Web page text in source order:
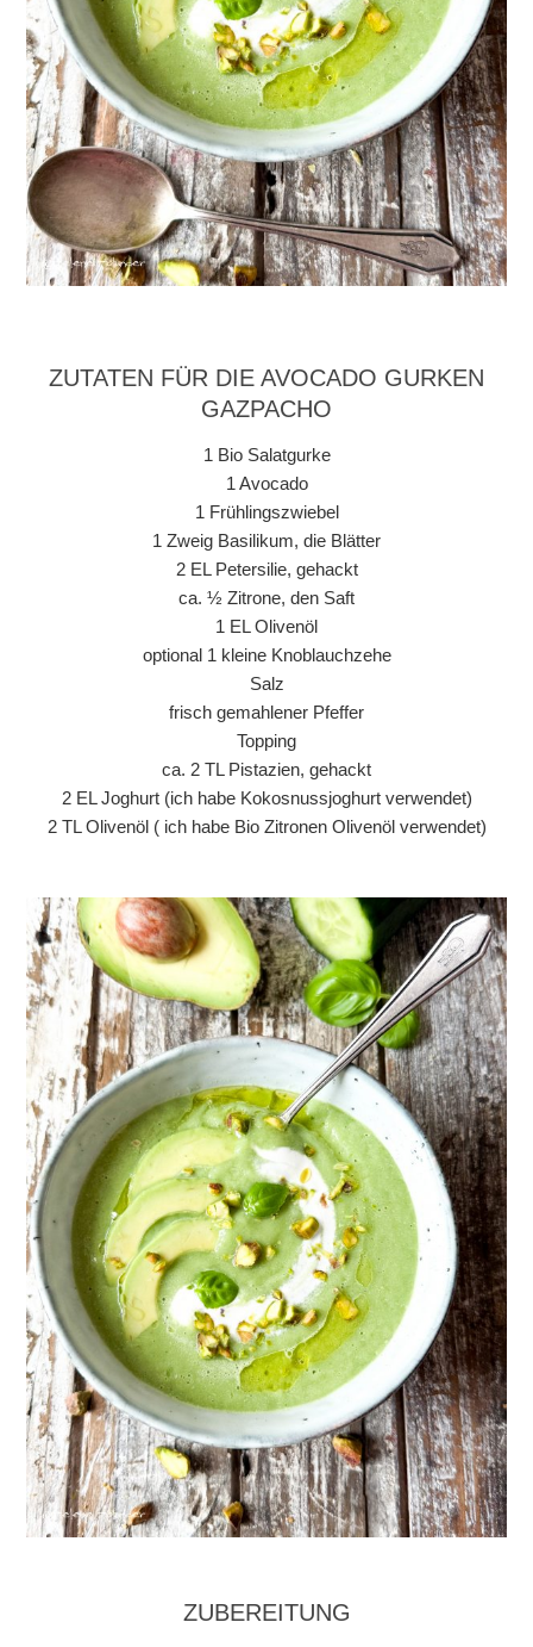
ZUTATEN FÜR DIE AVOCADO GURKEN
GAZPACHO
1 Bio Salatgurke
1 Avocado
1 Frühlingszwiebel
1 Zweig Basilikum, die Blätter
2 EL Petersilie, gehackt
ca. ½ Zitrone, den Saft
1 EL Olivenöl
optional 1 kleine Knoblauchzehe
Salz
frisch gemahlener Pfeffer
Topping
ca. 2 TL Pistazien, gehackt
2 EL Joghurt (ich habe Kokosnussjoghurt verwendet)
2 TL Olivenöl ( ich habe Bio Zitronen Olivenöl verwendet)
ZUBEREITUNG